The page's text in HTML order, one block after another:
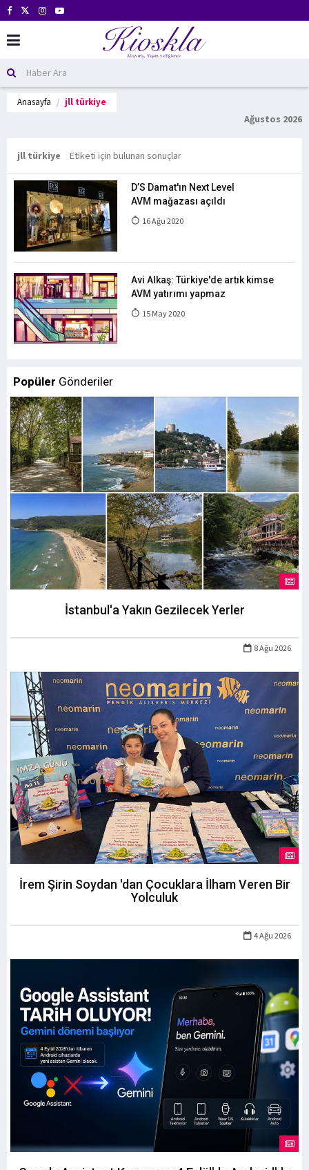
Anasayfa jll türkiye
Ağustos 2026
jll türkiye Etiketi için bulunan sonuçlar
D’S Damat'ın Next Level
AVM mağazası açıldı
16 Ağu 2020
Avi Alkaş: Türkiye'de artık kimse
AVM yatırımı yapmaz
15 May 2020
Popüler Gönderiler
İstanbul'a Yakın Gezilecek Yerler
8 Ağu 2026
İrem Şirin Soydan 'dan Çocuklara İlham Veren Bir
Yolculuk
4 Ağu 2026